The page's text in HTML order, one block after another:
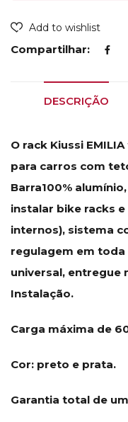
Add to wishlist
Compartilhar:
DESCRIÇÃO
O rack Kiussi
para carros com
Barra100%
instalar bike racks
internos), sistema
regulagem em toda
universal, entregue
Instalação.
Carga máxima de
Cor: preto e prata.
Garantia total de